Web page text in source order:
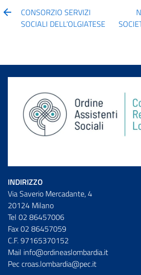
CONSORZIO SERVIZI
SOCIALI DELL’OLGIATESE
INDIRIZZO
Via Saverio Mercadante, 4
20124 Milano
Tel 02 86457006
Fax 02 86457059
C.F. 97165370152
Mail info@ordineaslombardia.it
Pec croas.lombardia@pec.it